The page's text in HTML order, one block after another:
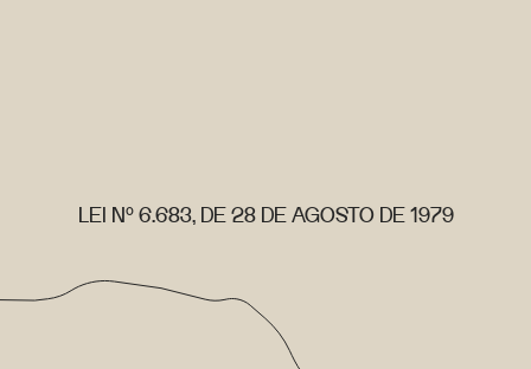
LEI Nº 6.683, DE 28 DE AGOSTO DE 1979